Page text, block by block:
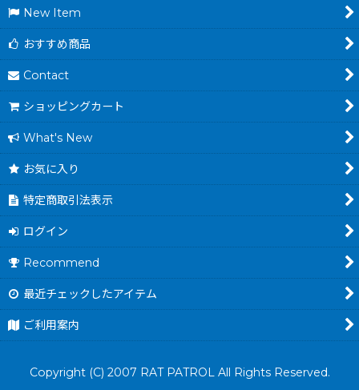
New Item
おすすめ商品
Contact
ショッピングカート
What's New
お気に入り
特定商取引法表示
ログイン
Recommend
最近チェックしたアイテム
ご利用案内
Copyright (C) 2007 RAT PATROL All Rights Reserved.